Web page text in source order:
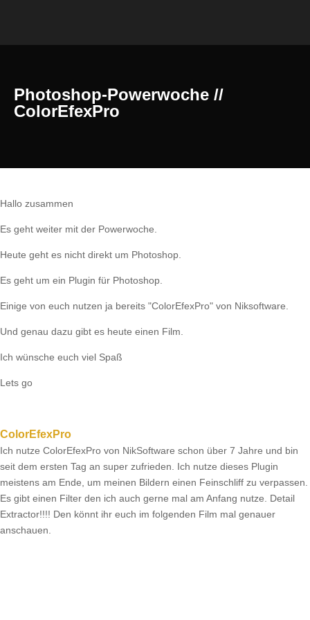
Photoshop-Powerwoche //
ColorEfexPro
Hallo zusammen
Es geht weiter mit der Powerwoche.
Heute geht es nicht direkt um Photoshop.
Es geht um ein Plugin für Photoshop.
Einige von euch nutzen ja bereits "ColorEfexPro" von Niksoftware.
Und genau dazu gibt es heute einen Film.
Ich wünsche euch viel Spaß
Lets go
ColorEfexPro
Ich nutze ColorEfexPro von NikSoftware schon über 7 Jahre und bin
seit dem ersten Tag an super zufrieden. Ich nutze dieses Plugin
meistens am Ende, um meinen Bildern einen Feinschliff zu verpassen.
Es gibt einen Filter den ich auch gerne mal am Anfang nutze. Detail
Extractor!!!! Den könnt ihr euch im folgenden Film mal genauer
anschauen.